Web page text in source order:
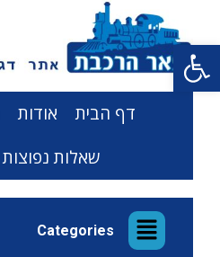
פתח סרגל נגישות
דף הבית אודות
שאלות נפוצות
Categories